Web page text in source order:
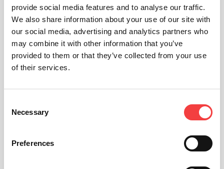
provide social media features and to analyse our traffic.
We also share information about your use of our site with
our social media, advertising and analytics partners who
may combine it with other information that you’ve
provided to them or that they’ve collected from your use
of their services.
Selection
Necessary
Preferences